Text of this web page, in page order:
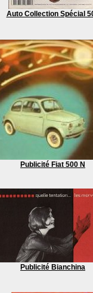
Auto Collection Spécial
Publicité Fiat 500 N
Publicité Bianchina